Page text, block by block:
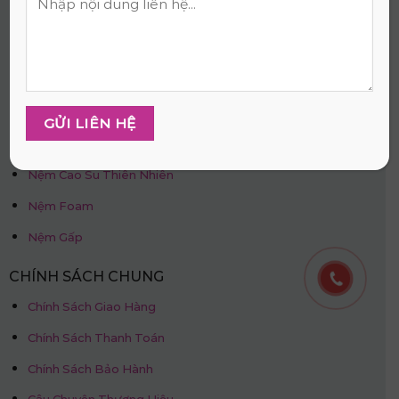
NỆM THẮNG LỢI
Nệm Cao Su Non
Nệm Cao Su Thiên Nhiên
Nệm Foam
Nệm Gấp
CHÍNH SÁCH CHUNG
Chính Sách Giao Hàng
Chính Sách Thanh Toán
Chính Sách Bảo Hành